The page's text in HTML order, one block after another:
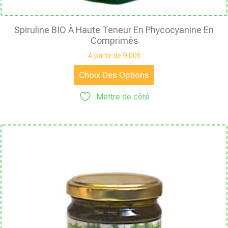
Spiruline BIO À Haute Teneur En Phycocyanine En
Comprimés
À partir de 9,00€
Choix Des Options
Mettre de côté